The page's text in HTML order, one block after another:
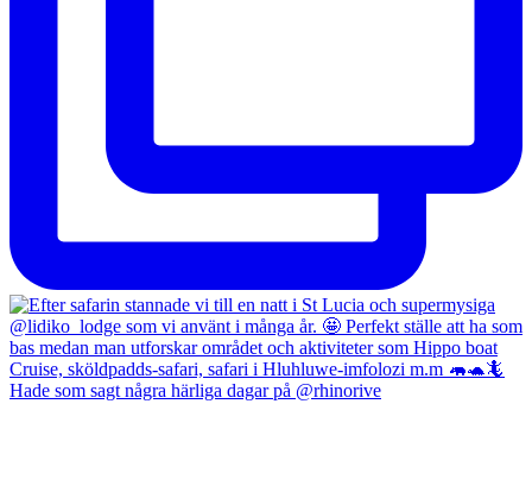
Hade som sagt några härliga dagar på @rhinorive